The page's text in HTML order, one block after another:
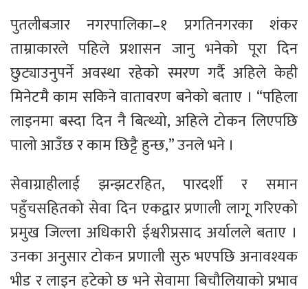
पुतलीबजार नगरपालिका–१ प्रगतिनगरका शंकर
ताम्राकारले पहिले प्रशासन जानु भनेको पूरा दिन
छुट्याउनुपर्ने अवस्था रहेको स्मरण गर्दै अहिले केही
मिनेटमै काम सकिने वातावरण बनेको बताए । “पहिला
लाइनमा बस्दा दिन नै बित्थ्यो, अहिले टोकन लिएपछि
पालो आउँछ र काम छिट्टै हुन्छ,” उनले भने ।
सेवाग्राहीलाई झन्झटरहित, पारदर्शी र समान
पहुँचसहितको सेवा दिन एकद्वार प्रणाली लागू गरिएको
प्रमुख जिल्ला अधिकारी ईश्वरीप्रसाद अर्यालले बताए ।
उनका अनुसार टोकन प्रणाली सुरु भएपछि अनावश्यक
भीड र लाइन हटेको छ भने सेवामा बिचौलियाको प्रभाव